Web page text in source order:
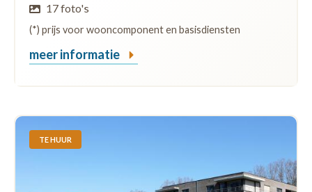
17 foto's
(*) prijs voor wooncomponent en basisdiensten
meer informatie
TE HUUR